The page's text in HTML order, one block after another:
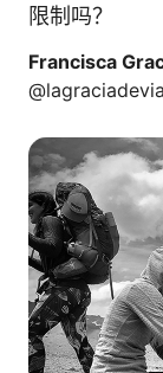
限制吗？
Francisca